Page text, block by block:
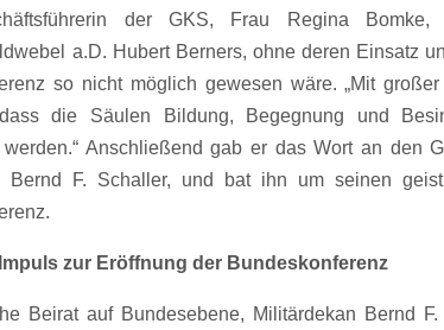
der GKS, Frau Regina
a.D. Hubert Berners, ohne deren Einsatz
so nicht möglich gewesen wäre. „Mit
die Säulen Bildung, Begegnung und
werden.“ Anschließend gab er das Wort an den
Bernd F. Schaller, und bat ihn um seinen
zur Eröffnung der Bundeskonferenz
Beirat auf Bundesebene, Militärdekan Bernd